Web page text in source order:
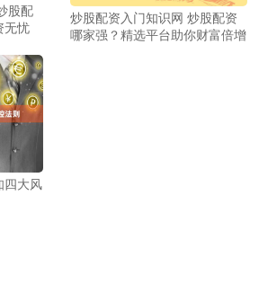
股配
无忧
炒股配资入门知识网 炒股配资
哪家强？精选平台助你财富倍增
四大风